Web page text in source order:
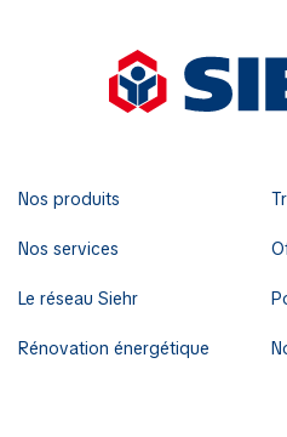
Nos produits
Nos services
Le réseau Siehr
Rénovation énergétique